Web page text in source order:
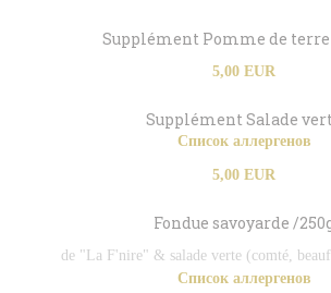
Supplément Pomme de
5,00 EUR
Supplément Salade
Список аллергенов
5,00 EUR
Fondue savoyarde /
de "La F'nire" & salade verte (comté,
Список аллергенов